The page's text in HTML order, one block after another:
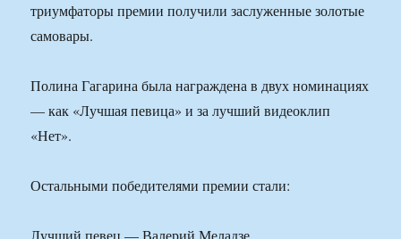
триумфаторы премии получили заслуженные золотые
самовары.
Полина Гагарина была награждена в двух номинациях
— как «Лучшая певица» и за лучший видеоклип
«Нет».
Остальными победителями премии стали: